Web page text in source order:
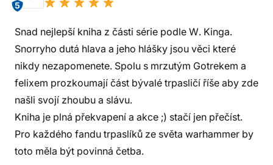
5
Snad nejlepší kniha z části série podle W. Kinga.
Snorryho dutá hlava a jeho hlášky jsou věci které
nikdy nezapomenete. Spolu s mrzutým Gotrekem a
felixem prozkoumají část bývalé trpasličí říše aby zde
našli svojí zhoubu a slávu.
Kniha je plná překvapení a akce ;) stačí jen přečíst.
Pro každého fandu trpaslíků ze světa warhammer by
toto měla být povinná četba.